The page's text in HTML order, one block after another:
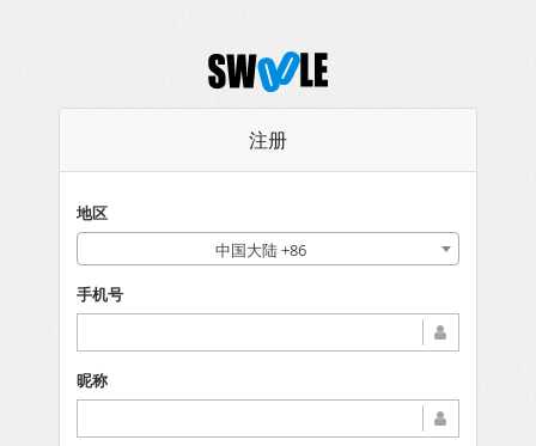
注册
地区
中国大陆 +86
手机号
昵称